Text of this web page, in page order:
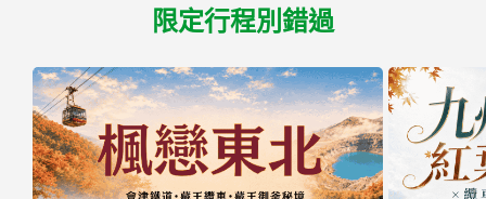
限定行程別錯過